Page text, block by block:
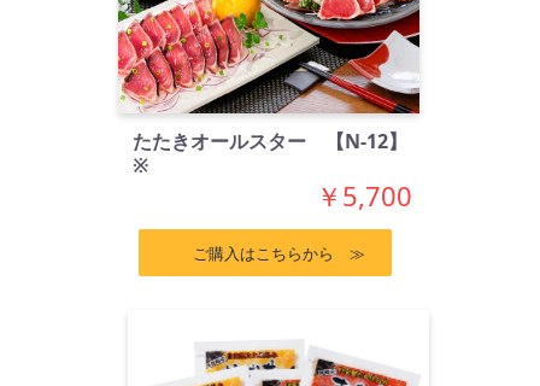
たたきオールスター 【N-12】
※
￥5,700
ご購入はこちらから ≫